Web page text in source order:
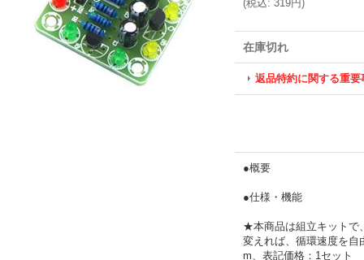
(税込: 319円)
在庫切れ
返品特約に関する重要
●概要
●仕様・機能
★本商品は組立キットで
変えれば、循環速度を自
m、表記価格：1セット